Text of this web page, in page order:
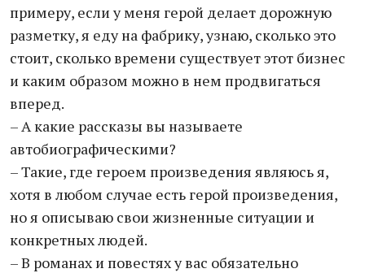
примеру, если у меня герой делает дорожную
разметку, я еду на фабрику, узнаю, сколько это
стоит, сколько времени существует этот бизнес
и каким образом можно в нем продвигаться
вперед.
– А какие рассказы вы называете
автобиографическими?
– Такие, где героем произведения являюсь я,
хотя в любом случае есть герой произведения,
но я описываю свои жизненные ситуации и
конкретных людей.
– В романах и повестях у вас обязательно